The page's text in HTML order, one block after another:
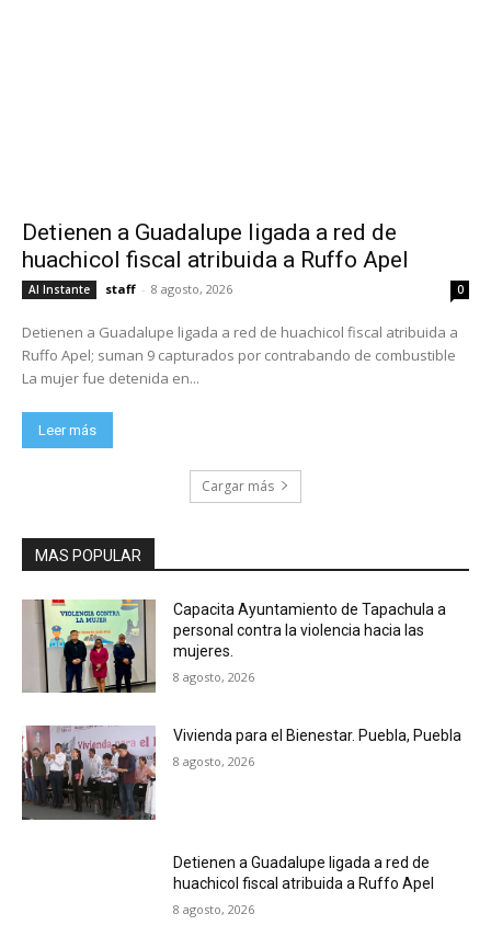
Detienen a Guadalupe ligada a red de
huachicol fiscal atribuida a Ruffo Apel
Al Instante staff - 8 agosto, 2026 0
Detienen a Guadalupe ligada a red de huachicol fiscal atribuida a
Ruffo Apel; suman 9 capturados por contrabando de combustible
La mujer fue detenida en...
Leer más
Cargar más
MAS POPULAR
Capacita Ayuntamiento de Tapachula a
personal contra la violencia hacia las
mujeres.
8 agosto, 2026
Vivienda para el Bienestar. Puebla, Puebla
8 agosto, 2026
Detienen a Guadalupe ligada a red de
huachicol fiscal atribuida a Ruffo Apel
8 agosto, 2026